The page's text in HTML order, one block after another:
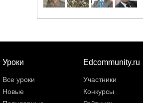
Уроки
Все уроки
Новые
Edcommunity.ru
Участники
Конкурсы